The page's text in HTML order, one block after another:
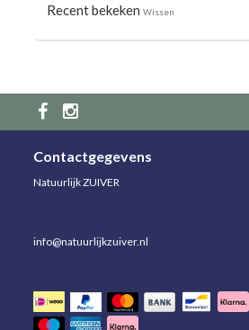
Recent bekeken Wissen
Contactgegevens
Natuurlijk ZUIVER
info@natuurlijkzuiver.nl